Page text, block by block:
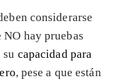
considerarse
NO hay pruebas
capacidad para
, pese a que están